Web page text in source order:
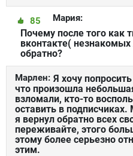
Мария:
85
Почему после того как
вконтакте(
обратно?
Марлен: Я хочу
что произошла
взломали, кто-то
оставить в
я вернул обратно всех
переживайте, этого
этому более серьезно
этим.